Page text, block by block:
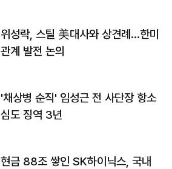
위성락, 스틸 美대사와 상견례…한미
관계 발전 논의
'채상병 순직' 임성근 전 사단장 항소
심도 징역 3년
현금 88조 쌓인 SK하이닉스, 국내